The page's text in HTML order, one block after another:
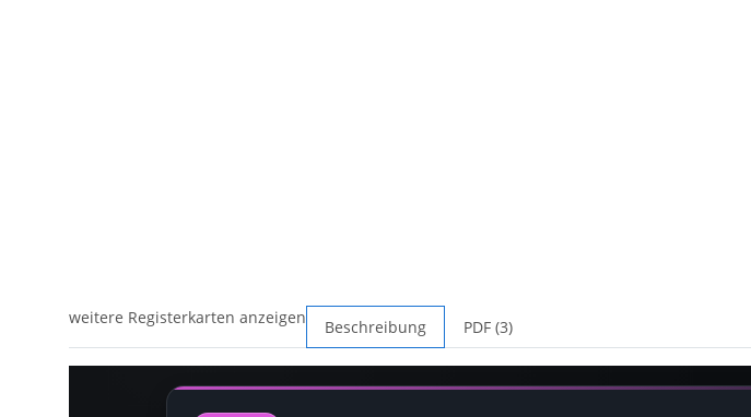
weitere Registerkarten anzeigen Beschreibung PDF (3)